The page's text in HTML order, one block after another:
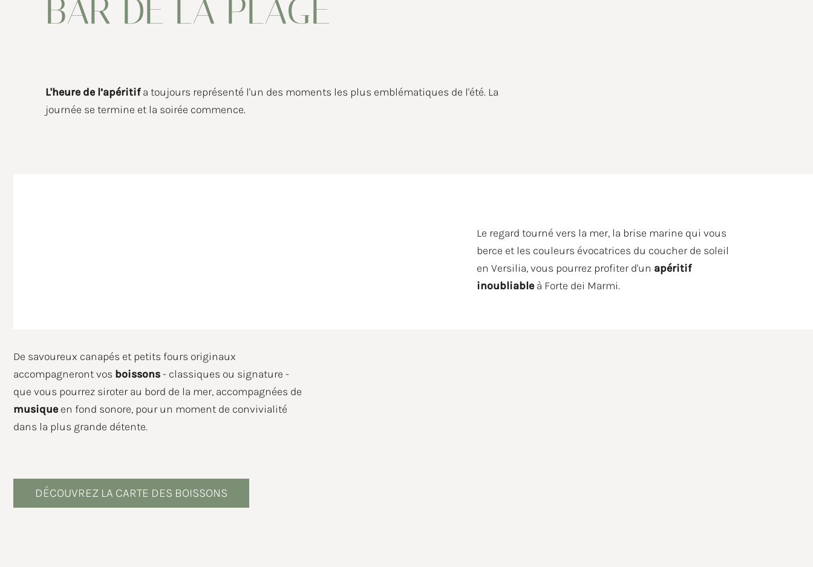
EVÉNEMENTS
NEWS
BAR DE LA PLAGE
L'heure de l’apéritifa toujours représenté l'un des moments les plus emblématiques de l'été. La
journée se termine et la soirée commence.
Le regard tourné vers la mer, la brise marine qui vous
berce et les couleurs évocatrices du coucher de soleil
en Versilia, vous pourrez profiter d'un apéritif
inoubliableà Forte dei Marmi.
De savoureux canapés et petits fours originaux
accompagneront vos boissons - classiques ou signature -
que vous pourrez siroter au bord de la mer, accompagnées de
musique en fond sonore, pour un moment de convivialité
dans la plus grande détente.
DÉCOUVREZ LA CARTE DES BOISSONS